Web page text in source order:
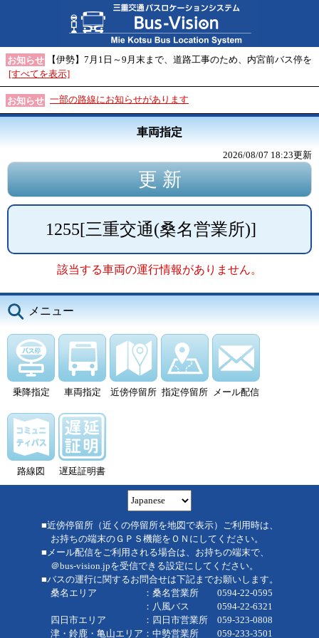
お知らせ
【伊勢】7月1日～9月末まで、道路工事のため、内宮前バス停を
[すべてを表示]
お知らせ 一部の路線にお知らせがあります
車両指定
2026/08/07 18:23更新
1255[三重交通(桑名営業所)]
該当する車両の運行情報がありません。
メニュー
乗降指定 車両指定 近傍停留所 指定停留所 メール配信
路線図 遅延証明書
■近傍停留所（近くの停留所を地図で表示）ご利用時は、
お持ちの端末のＧＰＳ機能をＯＮにしてください。
■メール配信をご利用される場合は、お持ちの端末で、
＠bus-vision.jpを受信できる設定にしてください。
■バスの運行に関するお問合せは下記までお願いします。
桑名エリア ：桑名営業所 0594-22-0595
：八風バス 0594-22-6321
四日市エリア ：四日市営業所 059-323-0808
津・鈴鹿・亀山エリア：中勢営業所 059-233-3501